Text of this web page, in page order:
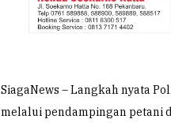
SiagaNews – Langkah nyata
melalui pendampingan petani